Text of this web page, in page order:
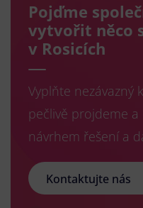
Pojďme
vytvořit něco
v Rosicích
Vyplňte nezávazný
pečlivě projdeme a
návrhem řešení a
Kontaktujte nás